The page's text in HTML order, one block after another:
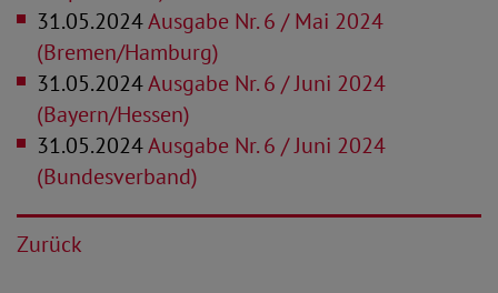
31.05.2024Ausgabe Nr. 6 / Mai 2024
(Bremen/Hamburg)
31.05.2024Ausgabe Nr. 6 / Juni 2024
(Bayern/Hessen)
31.05.2024Ausgabe Nr. 6 / Juni 2024
(Bundesverband)
Zurück